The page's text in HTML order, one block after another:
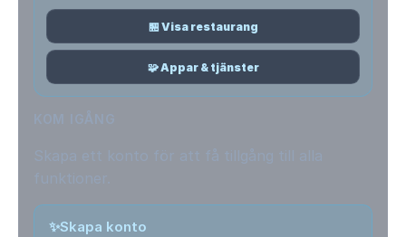
🏪 Visa restaurang
🧩 Appar & tjänster
✨Skapa konto